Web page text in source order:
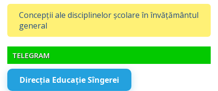
Concepții ale disciplinelor școlare în învățământul
general
TELEGRAM
Direcția Educație Sîngerei